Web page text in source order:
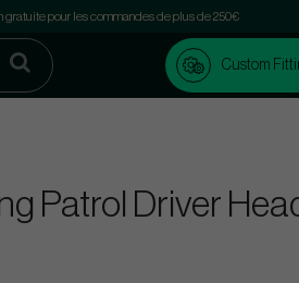
gratuite pour les commandes de plus de 250€
Custom
Patrol Driver